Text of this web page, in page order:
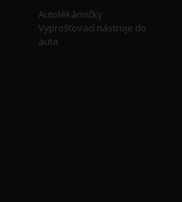
Autolékárničky
Vyprošťovací nástroje do
auta